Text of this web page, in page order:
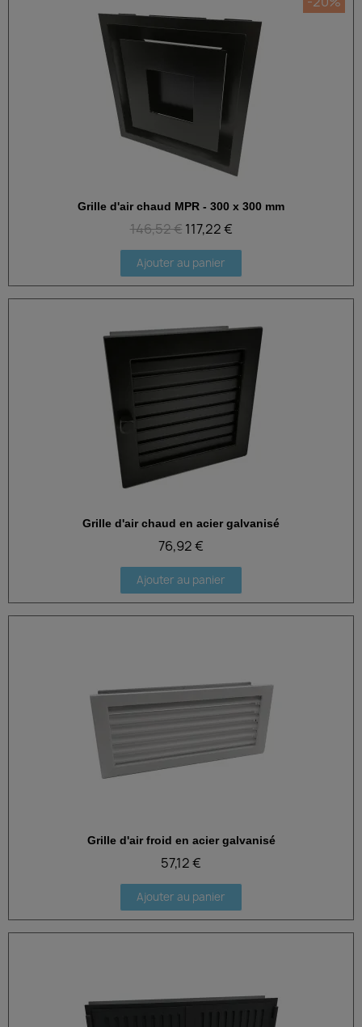
Aperçu rapide
Grille d'air chaud MPR - 300 x 300 mm
146,52 € 117,22 €
Ajouter au panier
Aperçu rapide
Grille d'air chaud en acier galvanisé
76,92 €
Ajouter au panier
Aperçu rapide
Grille d'air froid en acier galvanisé
57,12 €
Ajouter au panier